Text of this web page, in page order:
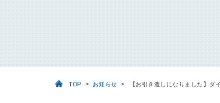
TOP > お知らせ > 【お引き渡しになりました】ダ